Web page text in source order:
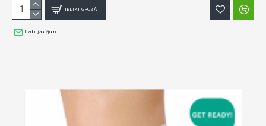
IELIKT GROZĀ
Uzdot jautājumu